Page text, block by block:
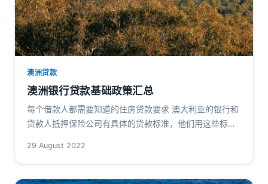
澳洲贷款
澳洲银行贷款基础政策汇总
每个借款人都需要知道的住房贷款要求 澳大利亚的银行和
贷款人抵押保险公司有具体的贷款标准，他们用这些标准
您的申请很可能会被拒绝。 …
29 August 2022